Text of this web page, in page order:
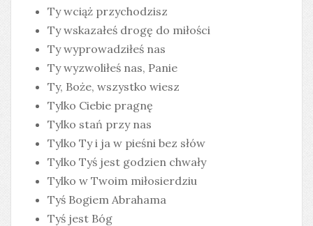
Ty wciąż przychodzisz
Ty wskazałeś drogę do miłości
Ty wyprowadziłeś nas
Ty wyzwoliłeś nas, Panie
Ty, Boże, wszystko wiesz
Tylko Ciebie pragnę
Tylko stań przy nas
Tylko Ty i ja w pieśni bez słów
Tylko Tyś jest godzien chwały
Tylko w Twoim miłosierdziu
Tyś Bogiem Abrahama
Tyś jest Bóg